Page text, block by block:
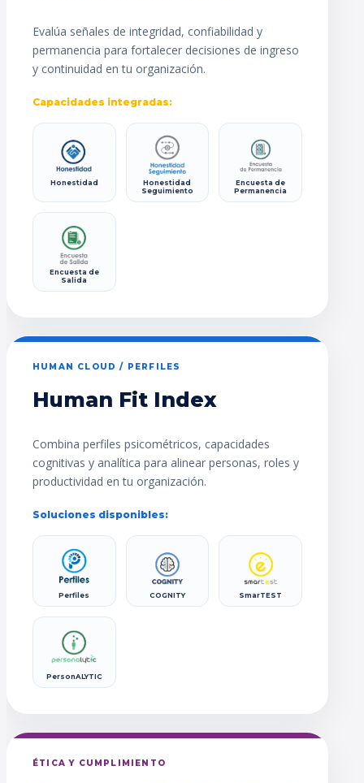
Evalúa señales de integridad, confiabilidad y
permanencia para fortalecer decisiones de ingreso
y continuidad en tu organización.
Capacidades integradas:
Honestidad
Honestidad
Seguimiento
Encuesta de
Permanencia
Encuesta de
Salida
HUMAN CLOUD / PERFILES
Human Fit Index
Combina perfiles psicométricos, capacidades
cognitivas y analítica para alinear personas, roles y
productividad en tu organización.
Soluciones disponibles:
Perfiles COGNITY SmarTEST
PersonALYTIC
ÉTICA Y CUMPLIMIENTO